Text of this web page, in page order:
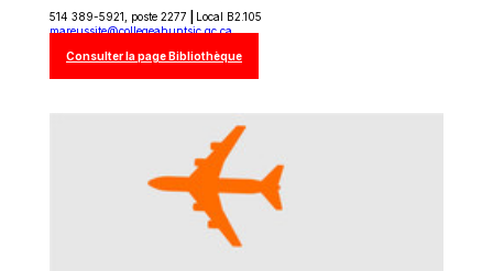
514 389-5921, poste 2277
Local B2.105
mareussite@collegeahuntsic.qc.ca
Consulter la page BibliothèqueCe
une
nouvelle